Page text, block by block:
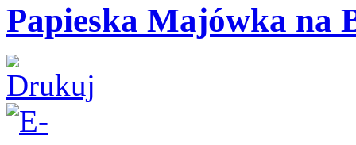
Papieska Majówka na